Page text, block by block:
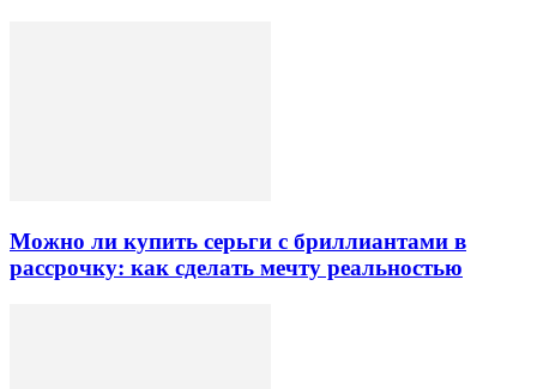
Можно ли купить серьги с бриллиантами в
рассрочку: как сделать мечту реальностью